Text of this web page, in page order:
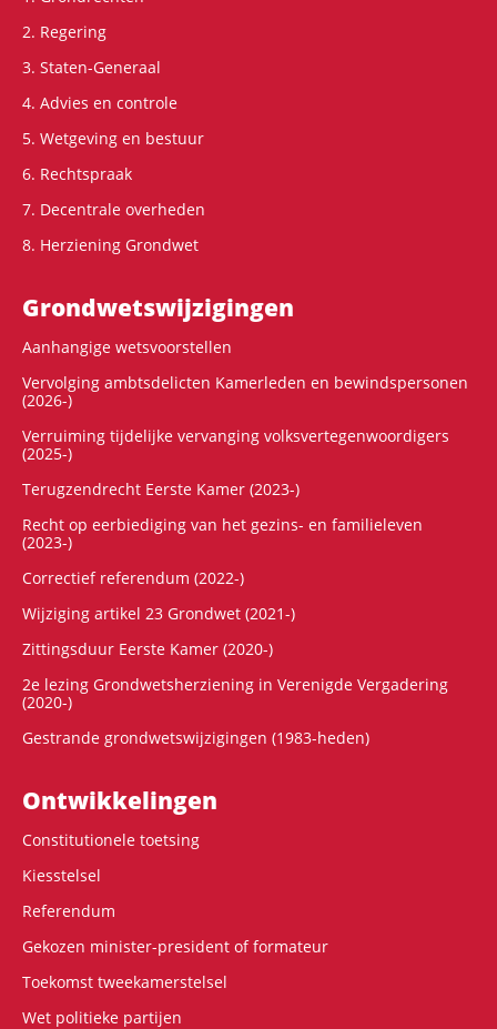
2. Regering
3. Staten-Generaal
4. Advies en controle
5. Wetgeving en bestuur
6. Rechtspraak
7. Decentrale overheden
8. Herziening Grondwet
Grondwets­wijzigingen
Aanhangige wetsvoorstellen
Vervolging ambtsdelicten Kamerleden en bewindspersonen
(2026-)
Verruiming tijdelijke vervanging volksvertegenwoordigers
(2025-)
Terugzendrecht Eerste Kamer (2023-)
Recht op eerbiediging van het gezins- en familieleven
(2023-)
Correctief referendum (2022-)
Wijziging artikel 23 Grondwet (2021-)
Zittingsduur Eerste Kamer (2020-)
2e lezing Grondwetsherziening in Verenigde Vergadering
(2020-)
Gestrande grondwetswijzigingen (1983-heden)
Ontwikke­lingen
Constitutionele toetsing
Kiesstelsel
Referendum
Gekozen minister-president of formateur
Toekomst tweekamerstelsel
Wet politieke partijen